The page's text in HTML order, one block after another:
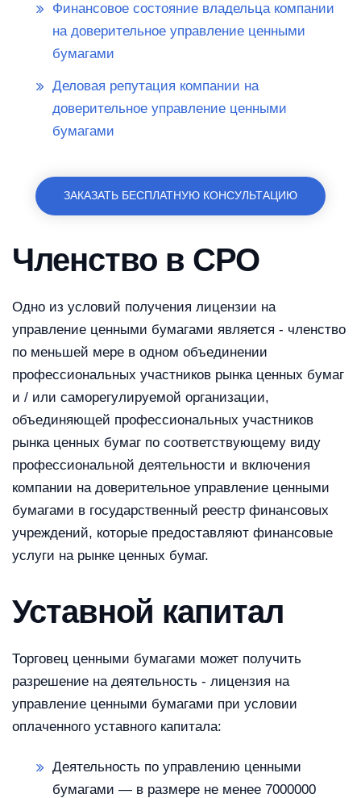
Финансовое состояние владельца компании
на доверительное управление ценными
бумагами
Деловая репутация компании на
доверительное управление ценными
бумагами
ЗАКАЗАТЬ БЕСПЛАТНУЮ КОНСУЛЬТАЦИЮ
Членство в СРО
Одно из условий получения лицензии на
управление ценными бумагами является - членство
по меньшей мере в одном объединении
профессиональных участников рынка ценных бумаг
и / или саморегулируемой организации,
объединяющей профессиональных участников
рынка ценных бумаг по соответствующему виду
профессиональной деятельности и включения
компании на доверительное управление ценными
бумагами в государственный реестр финансовых
учреждений, которые предоставляют финансовые
услуги на рынке ценных бумаг.
Уставной капитал
Торговец ценными бумагами может получить
разрешение на деятельность - лицензия на
управление ценными бумагами при условии
оплаченного уставного капитала:
Деятельность по управлению ценными
бумагами — в размере не менее 7000000